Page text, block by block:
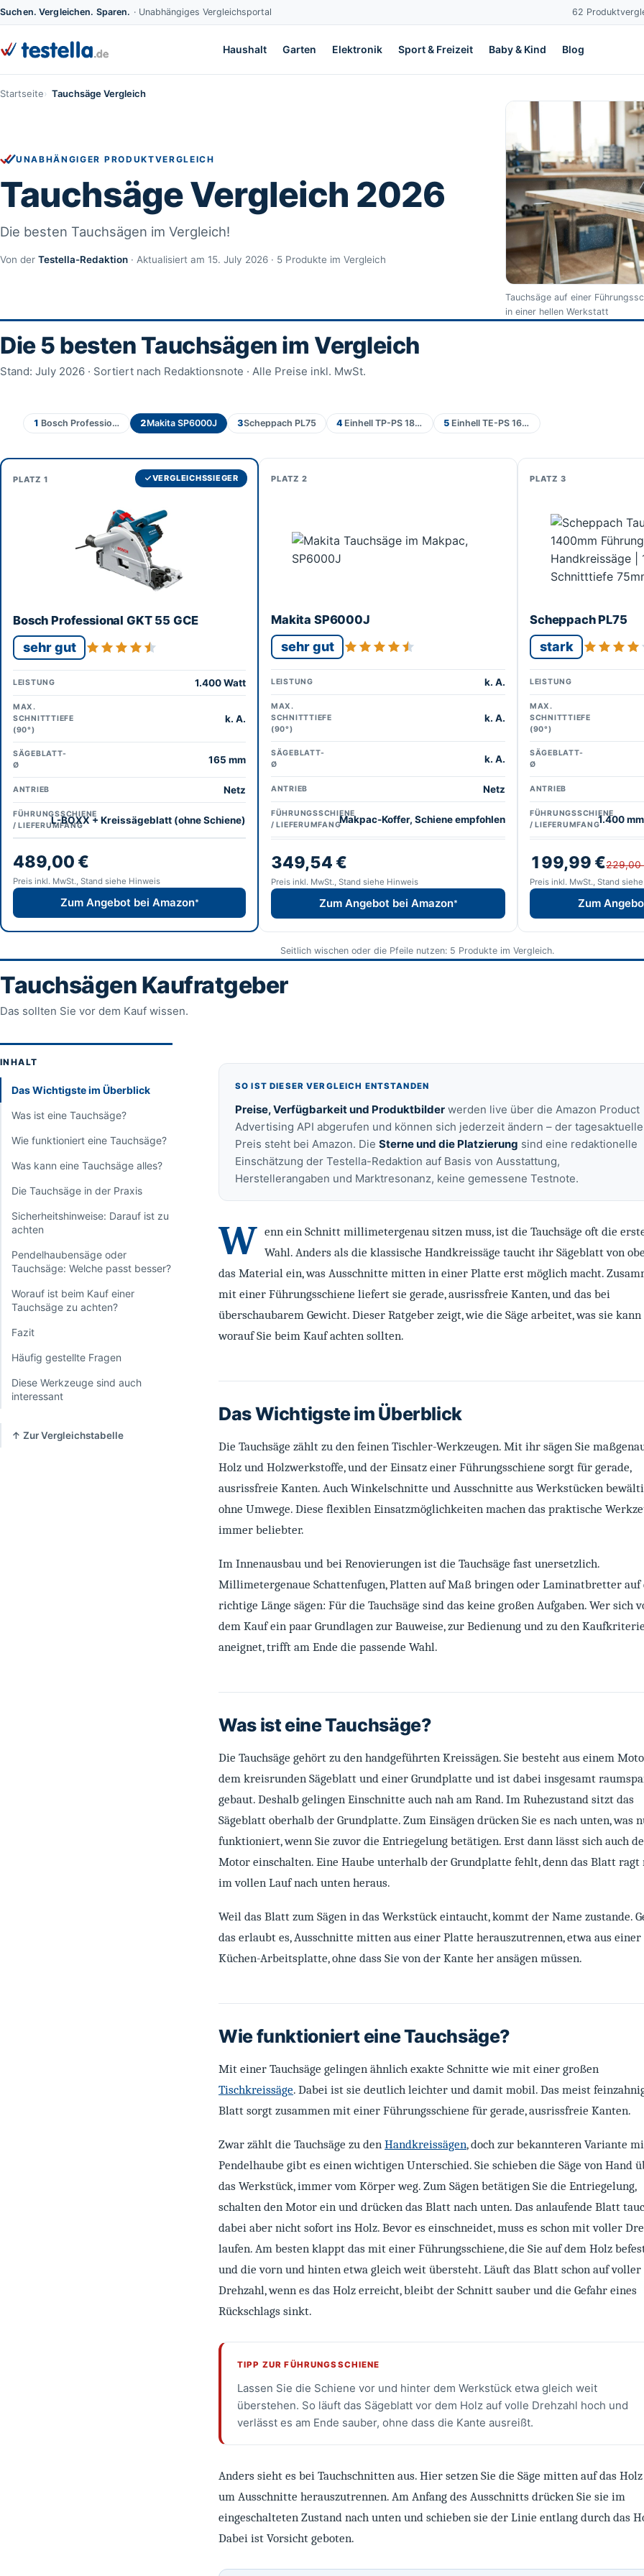
Suchen. Vergleichen. Sparen. · Unabhängiges Vergleichsportal 62
Haushalt Garten Elektronik Sport & Freizeit Baby & Kind Blog
Startseite Tauchsäge Vergleich
UNABHÄNGIGER PRODUKTVERGLEICH
Tauchsäge Vergleich 2026
Die besten Tauchsägen im Vergleich!
Von der Testella-Redaktion · Aktualisiert am 15. July 2026 · 5 Produkte im Vergleich
Tauchsäge auf einer
in einer hellen Werkstatt
Die 5 besten Tauchsägen im Vergleich
Stand: July 2026 · Sortiert nach Redaktionsnote · Alle Preise inkl. MwSt.
1 Bosch Professional GKT 55 GCE
2Makita SP6000J 3Scheppach PL75 4 Einhell TP-PS 18/165 Li BL (Akku)
5 Einhell TE-PS 165 + Führungsschiene
1 VERGLEICHSSIEGER
Bosch Professional GKT 55 GCE
sehr gut
LEISTUNG 1.400 Watt
MAX.
SCHNITTTIEFE
(90°)
k. A.
SÄGEBLATT-
Ø
165 mm
ANTRIEB Netz
FÜHRUNGSSCHIENE
/ LIEFERUMFANGL-BOXX + Kreissägeblatt (ohne Schiene)
489,00 €
Preis inkl. MwSt., Stand siehe Hinweis
Zum Angebot bei Amazon*
2
Makita SP6000J
sehr gut
LEISTUNG k. A.
MAX.
SCHNITTTIEFE
(90°)
k. A.
SÄGEBLATT-
Ø
k. A.
ANTRIEB Netz
FÜHRUNGSSCHIENE
/ LIEFERUMFANGMakpac-Koffer, Schiene empfohlen
349,54 €
Preis inkl. MwSt., Stand siehe Hinweis
Zum Angebot bei Amazon*
3
Scheppach PL75
stark
LEISTUNG
MAX.
SCHNITTTIEFE
(90°)
SÄGEBLATT-
Ø
ANTRIEB
FÜHRUNGSSCHIENE
/ LIEFERUMFANG1.400
199,99 €229,00
Preis inkl. MwSt., Stand
Zum
Seitlich wischen oder die Pfeile nutzen: 5 Produkte im Vergleich.
Tauchsägen Kaufratgeber
Das sollten Sie vor dem Kauf wissen.
INHALT
Das Wichtigste im Überblick
Was ist eine Tauchsäge?
Wie funktioniert eine Tauchsäge?
Was kann eine Tauchsäge alles?
Die Tauchsäge in der Praxis
Sicherheitshinweise: Darauf ist zu
achten
Pendelhaubensäge oder
Tauchsäge: Welche passt besser?
Worauf ist beim Kauf einer
Tauchsäge zu achten?
Fazit
Häufig gestellte Fragen
Diese Werkzeuge sind auch
interessant
↑ Zur Vergleichstabelle
SO IST DIESER VERGLEICH ENTSTANDEN
Preise, Verfügbarkeit und Produktbilder werden live über die Amazon Product
Advertising API abgerufen und können sich jederzeit ändern – der tagesaktuelle
Preis steht bei Amazon. Die Sterne und die Platzierung sind eine redaktionelle
Einschätzung der Testella-Redaktion auf Basis von Ausstattung,
Herstellerangaben und Marktresonanz, keine gemessene Testnote.
W enn ein Schnitt millimetergenau sitzen muss, ist die Tauchsäge oft die
Wahl. Anders als die klassische Handkreissäge taucht ihr Sägeblatt von
das Material ein, was Ausschnitte mitten in einer Platte erst möglich macht.
mit einer Führungsschiene liefert sie gerade, ausrissfreie Kanten, und das bei
überschaubarem Gewicht. Dieser Ratgeber zeigt, wie die Säge arbeitet, was sie kann
worauf Sie beim Kauf achten sollten.
Das Wichtigste im Überblick
Die Tauchsäge zählt zu den feinen Tischler-Werkzeugen. Mit ihr sägen Sie
Holz und Holzwerkstoffe, und der Einsatz einer Führungsschiene sorgt für gerade,
ausrissfreie Kanten. Auch Winkelschnitte und Ausschnitte aus Werkstücken
ohne Umwege. Diese flexiblen Einsatzmöglichkeiten machen das praktische
immer beliebter.
Im Innenausbau und bei Renovierungen ist die Tauchsäge fast unersetzlich.
Millimetergenaue Schattenfugen, Platten auf Maß bringen oder Laminatbretter auf
richtige Länge sägen: Für die Tauchsäge sind das keine großen Aufgaben. Wer sich
dem Kauf ein paar Grundlagen zur Bauweise, zur Bedienung und zu den
aneignet, trifft am Ende die passende Wahl.
Was ist eine Tauchsäge?
Die Tauchsäge gehört zu den handgeführten Kreissägen. Sie besteht aus einem
dem kreisrunden Sägeblatt und einer Grundplatte und ist dabei insgesamt
gebaut. Deshalb gelingen Einschnitte auch nah am Rand. Im Ruhezustand sitzt das
Sägeblatt oberhalb der Grundplatte. Zum Einsägen drücken Sie es nach unten, was
funktioniert, wenn Sie zuvor die Entriegelung betätigen. Erst dann lässt sich auch
Motor einschalten. Eine Haube unterhalb der Grundplatte fehlt, denn das Blatt ragt
im vollen Lauf nach unten heraus.
Weil das Blatt zum Sägen in das Werkstück eintaucht, kommt der Name zustande.
das erlaubt es, Ausschnitte mitten aus einer Platte herauszutrennen, etwa aus einer
Küchen-Arbeitsplatte, ohne dass Sie von der Kante her ansägen müssen.
Wie funktioniert eine Tauchsäge?
Mit einer Tauchsäge gelingen ähnlich exakte Schnitte wie mit einer großen
Tischkreissäge. Dabei ist sie deutlich leichter und damit mobil. Das meist
Blatt sorgt zusammen mit einer Führungsschiene für gerade, ausrissfreie Kanten.
Zwar zählt die Tauchsäge zu den Handkreissägen, doch zur bekannteren Variante
Pendelhaube gibt es einen wichtigen Unterschied. Sie schieben die Säge von Hand
das Werkstück, immer vom Körper weg. Zum Sägen betätigen Sie die Entriegelung,
schalten den Motor ein und drücken das Blatt nach unten. Das anlaufende Blatt
dabei aber nicht sofort ins Holz. Bevor es einschneidet, muss es schon mit voller
laufen. Am besten klappt das mit einer Führungsschiene, die Sie auf dem Holz
und die vorn und hinten etwa gleich weit übersteht. Läuft das Blatt schon auf voller
Drehzahl, wenn es das Holz erreicht, bleibt der Schnitt sauber und die Gefahr eines
Rückschlags sinkt.
TIPP ZUR FÜHRUNGSSCHIENE
Lassen Sie die Schiene vor und hinter dem Werkstück etwa gleich weit
überstehen. So läuft das Sägeblatt vor dem Holz auf volle Drehzahl hoch und
verlässt es am Ende sauber, ohne dass die Kante ausreißt.
Anders sieht es bei Tauchschnitten aus. Hier setzen Sie die Säge mitten auf das Holz
um Ausschnitte herauszutrennen. Am Anfang des Ausschnitts drücken Sie sie im
eingeschalteten Zustand nach unten und schieben sie der Linie entlang durch das
Dabei ist Vorsicht geboten.